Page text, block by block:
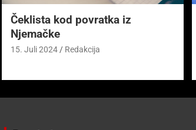
Čeklista kod povratka iz
Njemačke
15. Juli 2024 Redakcija